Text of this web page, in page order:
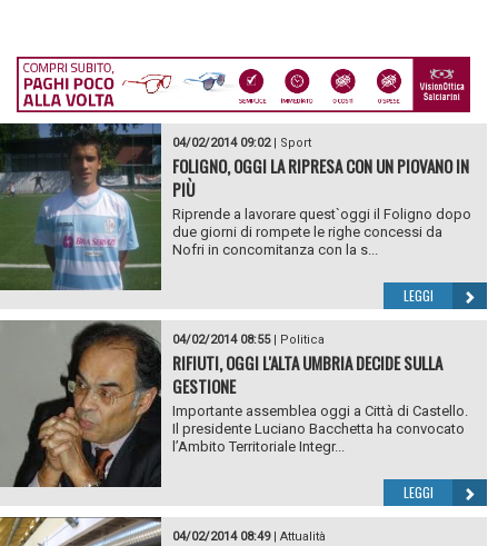
04/02/2014 09:02| Sport
FOLIGNO, OGGI LA RIPRESA CON UN PIOVANO IN
PIÙ
Riprende a lavorare quest`oggi il Foligno dopo
due giorni di rompete le righe concessi da
Nofri in concomitanza con la s...
LEGGI
04/02/2014 08:55| Politica
RIFIUTI, OGGI L'ALTA UMBRIA DECIDE SULLA
GESTIONE
Importante assemblea oggi a Città di Castello.
Il presidente Luciano Bacchetta ha convocato
l’Ambito Territoriale Integr...
LEGGI
04/02/2014 08:49| Attualità